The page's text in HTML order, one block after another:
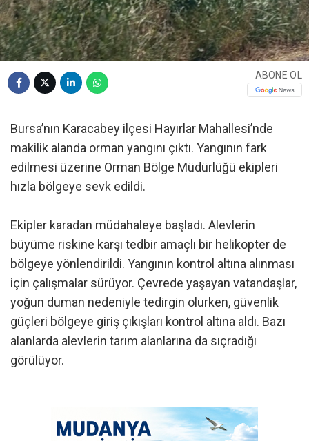
ABONE OL
Bursa’nın Karacabey ilçesi Hayırlar Mahallesi’nde
makilik alanda orman yangını çıktı. Yangının fark
edilmesi üzerine Orman Bölge Müdürlüğü ekipleri
hızla bölgeye sevk edildi.
Ekipler karadan müdahaleye başladı. Alevlerin
büyüme riskine karşı tedbir amaçlı bir helikopter de
bölgeye yönlendirildi. Yangının kontrol altına alınması
için çalışmalar sürüyor. Çevrede yaşayan vatandaşlar,
yoğun duman nedeniyle tedirgin olurken, güvenlik
güçleri bölgeye giriş çıkışları kontrol altına aldı. Bazı
alanlarda alevlerin tarım alanlarına da sıçradığı
görülüyor.